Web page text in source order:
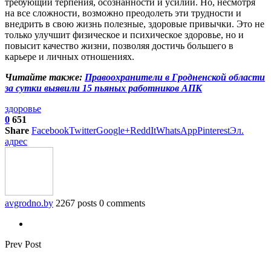
требующий терпения, осознанности и усилий. Но, несмотря
на все сложности, возможно преодолеть эти трудности и
внедрить в свою жизнь полезные, здоровые привычки. Это не
только улучшит физическое и психическое здоровье, но и
повысит качество жизни, позволяя достичь большего в
карьере и личных отношениях.
Читайте также: Правоохранители в Гродненской области
за сутки выявили 15 пьяных работников АПК
здоровье
0 651
Share FacebookTwitterGoogle+ReddItWhatsAppPinterestЭл.
адрес
avgrodno.by 2267 posts 0 comments
Prev Post